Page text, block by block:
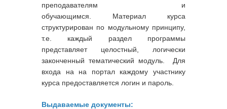
преподавателям и
обучающимся. Материал курса
структурирован по модульному принципу,
т.е. каждый раздел программы
представляет целостный, логически
законченный тематический модуль. Для
входа на на портал каждому участнику
курса предоставляется логин и пароль.
Выдаваемые документы: